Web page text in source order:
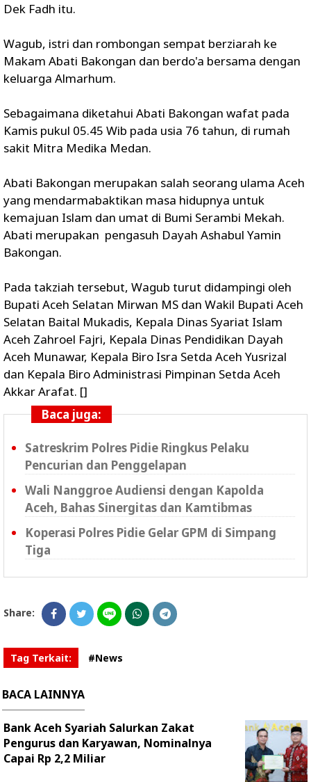
Dek Fadh itu.
Wagub, istri dan rombongan sempat berziarah ke
Makam Abati Bakongan dan berdo'a bersama dengan
keluarga Almarhum.
Sebagaimana diketahui Abati Bakongan wafat pada
Kamis pukul 05.45 Wib pada usia 76 tahun, di rumah
sakit Mitra Medika Medan.
Abati Bakongan merupakan salah seorang ulama Aceh
yang mendarmabaktikan masa hidupnya untuk
kemajuan Islam dan umat di Bumi Serambi Mekah.
Abati merupakan pengasuh Dayah Ashabul Yamin
Bakongan.
Pada takziah tersebut, Wagub turut didampingi oleh
Bupati Aceh Selatan Mirwan MS dan Wakil Bupati Aceh
Selatan Baital Mukadis, Kepala Dinas Syariat Islam
Aceh Zahroel Fajri, Kepala Dinas Pendidikan Dayah
Aceh Munawar, Kepala Biro Isra Setda Aceh Yusrizal
dan Kepala Biro Administrasi Pimpinan Setda Aceh
Akkar Arafat. []
Baca juga:
Satreskrim Polres Pidie Ringkus Pelaku
Pencurian dan Penggelapan
Wali Nanggroe Audiensi dengan Kapolda
Aceh, Bahas Sinergitas dan Kamtibmas
Koperasi Polres Pidie Gelar GPM di Simpang
Tiga
Share:
Tag Terkait: #News
BACA LAINNYA
Bank Aceh Syariah Salurkan Zakat
Pengurus dan Karyawan, Nominalnya
Capai Rp 2,2 Miliar